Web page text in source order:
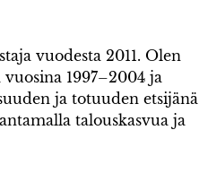
vuodesta 2011. Olen
1997–2004 ja
ja totuuden etsijänä
talouskasvua ja